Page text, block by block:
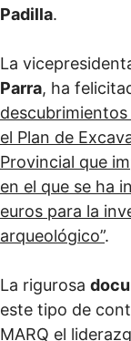
Padilla.
La
Parra, ha
el Plan de
Provincial que
en el que se ha
euros para la
arqueológico”.
La rigurosa
este tipo de
MARQ el